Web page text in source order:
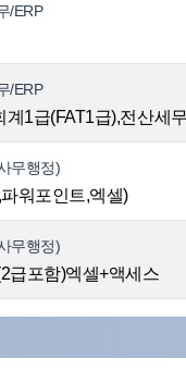
/ERP
/ERP
1급(FAT1급),전산세
무행정)
워포인트,엑셀)
무행정)
급포함)엑셀+액세스